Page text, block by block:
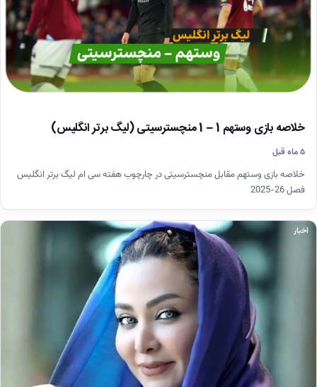
خلاصه بازی وستهم 1 – 1 منچسترسیتی (لیگ برتر انگلیس)
۵ ماه قبل
خلاصه بازی وستهم مقابل منچسترسیتی در چارچوب هفته سی ام لیگ برتر انگلیس
فصل 26-2025
اخبار